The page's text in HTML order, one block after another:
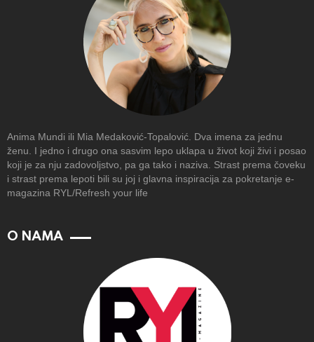
Anima Mundi ili Mia Medaković-Topalović. Dva imena za jednu
ženu. I jedno i drugo ona sasvim lepo uklapa u život koji živi i posao
koji je za nju zadovoljstvo, pa ga tako i naziva. Strast prema čoveku
i strast prema lepoti bili su joj i glavna inspiracija za pokretanje e-
magazina RYL/Refresh your life
O NAMA